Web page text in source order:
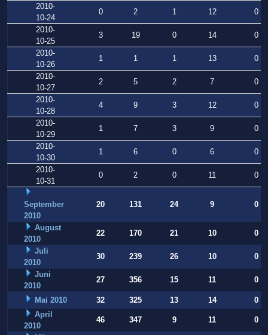
2010-
10-24
0 2 1 12
0
2010-
10-25
3 19 0 14
0
2010-
10-26
1 1 1 13
0
2010-
10-27
2 5 2 7
0
2010-
10-28
4 9 3 12
0
2010-
10-29
1 7 3 9
0
2010-
10-30
1 6 0 6
0
2010-
10-31
0 2 0 11 0
September
2010
20 131 24 9 0
August
2010
22 170 21 10
0
Juli
2010
30 239 26 10
0
Juni
2010
27 356 15 11 0
Mai 2010 32 325 13 14
0
April
2010
46 347 9 11
0